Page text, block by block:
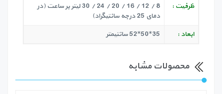
ظرفیت :
8 / 12 / 16 / 20 / 24 / 30 لیتر بر ساعت (در
دمای 25 درجه سانتیگراد)
ابعاد :
35*50*52 سانتیمتر
محصولات مشابه